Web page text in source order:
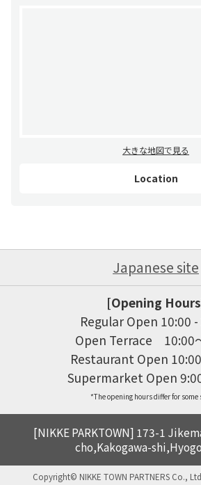
大きな地図で見る
Location
Japanese site
[Opening
Regular Open 10:00 -
Open Terrace　10:00
Restaurant Open
*The opening hours differ for some
[NIKKE PARKTOWN] 173-1
cho,Kakogawa-
Copyright© NIKKE TOWN PARTNERS Co.,